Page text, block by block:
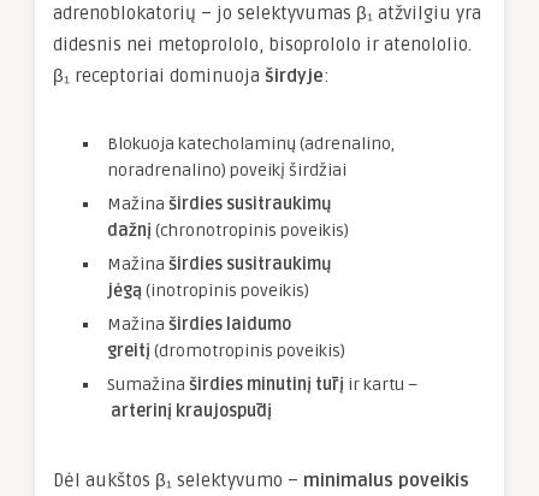
adrenoblokatorių – jo selektyvumas β₁ atžvilgiu yra
didesnis nei metoprololo, bisoprololo ir atenololio.
β₁ receptoriai dominuoja širdyje:
Blokuoja katecholaminų (adrenalino,
noradrenalino) poveikį širdžiai
Mažina širdies susitraukimų
dažnį (chronotropinis poveikis)
Mažina širdies susitraukimų
jėgą (inotropinis poveikis)
Mažina širdies laidumo
greitį (dromotropinis poveikis)
Sumažina širdies minutinį tūrį ir kartu –
arterinį kraujospūdį
Dėl aukštos β₁ selektyvumo – minimalus poveikis